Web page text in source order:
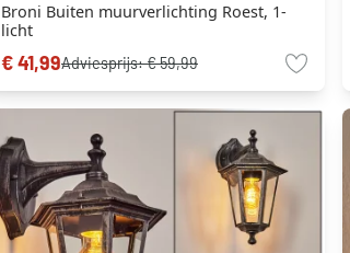
Broni Buiten muurverlichting Roest, 1-
licht
€ 41,99Adviesprijs:€ 59,99